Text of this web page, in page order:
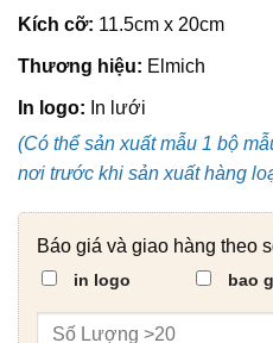
Kích cỡ: 11.5cm x 20cm
Thương hiệu: Elmich
In logo: In lưới
(Có thể sản xuất mẫu 1 bộ
nơi trước khi sản xuất hàng
Báo giá và giao hàng theo
in logo bao